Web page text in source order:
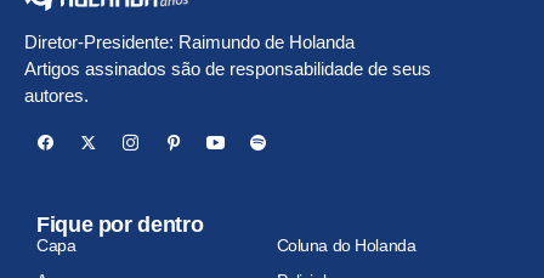
Diretor-Presidente: Raimundo de Holanda
Artigos assinados são de responsabilidade de seus
autores.
Fique por dentro
Capa
Coluna do Holanda